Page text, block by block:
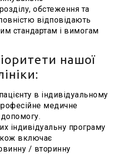
обстеження та
відповідають
стандартам і вимогам
нашої
в індивідуальному
медичне
індивідуальну програму
включає
/ вторинну